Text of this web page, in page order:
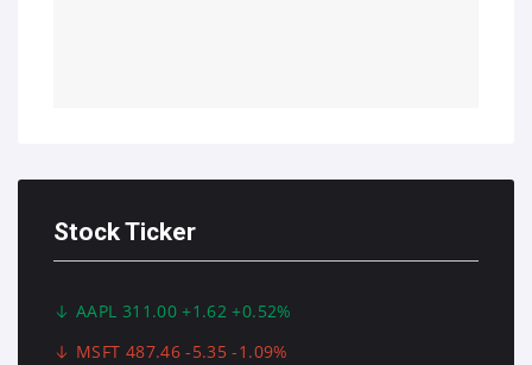
Stock Ticker
AAPL 311.00 +1.62 +0.52%
MSFT 487.46 -5.35 -1.09%